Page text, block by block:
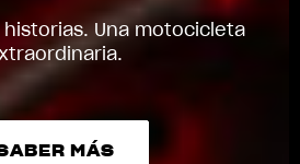
historias. Una motocicleta
MÁS